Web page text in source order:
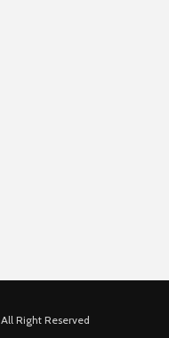
All Right Reserved